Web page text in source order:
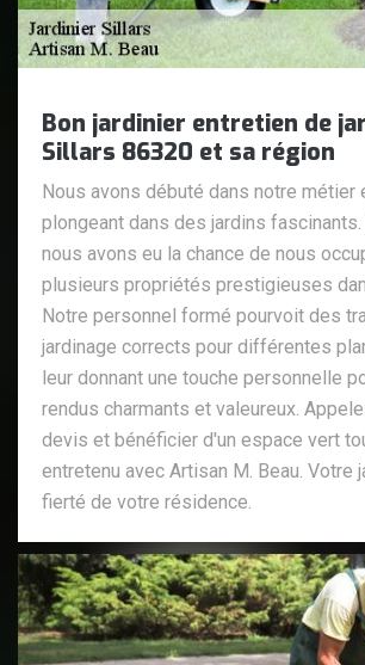
Bon jardinier entretien de
Sillars 86320 et sa région
Nous avons débuté dans notre métier
plongeant dans des jardins
nous avons eu la chance de nous
plusieurs propriétés prestigieuses
Notre personnel formé pourvoit des
jardinage corrects pour différentes
leur donnant une touche personnelle
rendus charmants et valeureux.
devis et bénéficier d'un espace vert
entretenu avec Artisan M. Beau. Votre
fierté de votre résidence.